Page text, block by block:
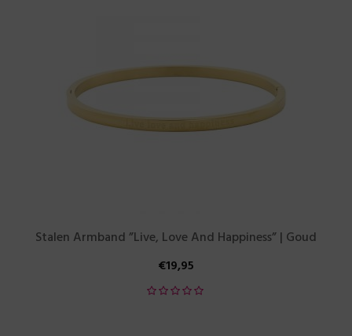
Stalen Armband ”Live, Love And Happiness” | Goud
€19,95